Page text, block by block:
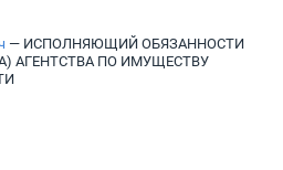
— ИСПОЛНЯЮЩИЙ ОБЯЗАННОСТИ
АГЕНТСТВА ПО ИМУЩЕСТВУ